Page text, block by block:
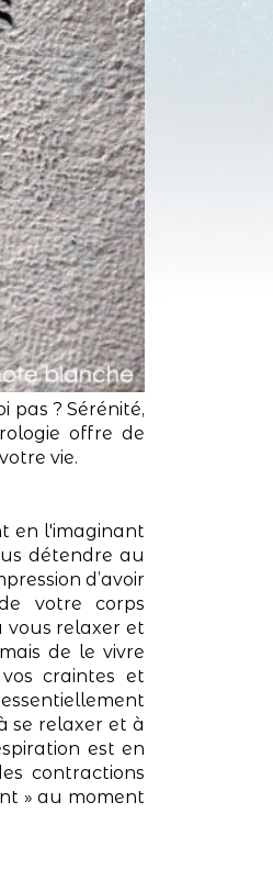
pas ? Sérénité,
offre de
vie.
en l'imaginant
détendre au
d’avoir
votre corps
vous relaxer et
de le vivre
craintes et
se relaxer et à
est en
contractions
» au moment